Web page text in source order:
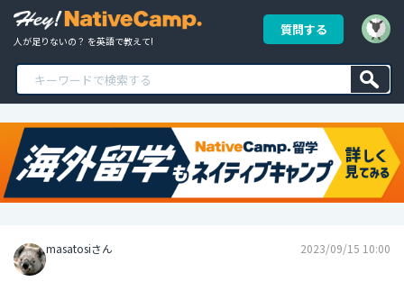
人が足りないの？ を英語で教えて!
質問する
masatosiさん 2023/09/15 10:00